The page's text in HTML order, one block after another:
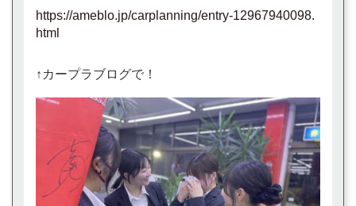
https://ameblo.jp/carplanning/entry-12967940098.
html
↑カープラブログで！